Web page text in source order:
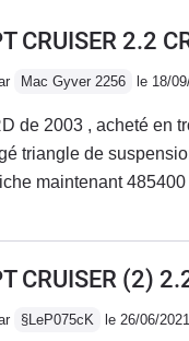
CRUISER 2.2
Mac Gyver 2256 le 18/
de 2003 , acheté en
triangle de
CRUISER (2)
§LeP075cK le 26/06/2021